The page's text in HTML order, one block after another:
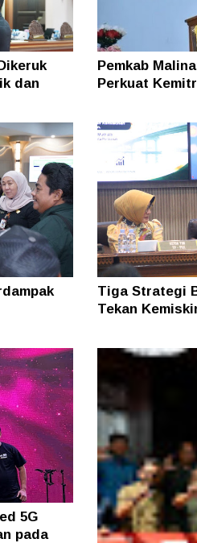
dan
Pemkab
Perkuat
Tiga Strategi
Tekan
5G
pada